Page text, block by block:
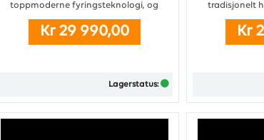
toppmoderne fyringsteknologi, og
vedovn med naturlig og lett uttrykk. ...
Kr 29 990,00
Lagerstatus:
tradisjonelt
du enkelt
optimal
Kr